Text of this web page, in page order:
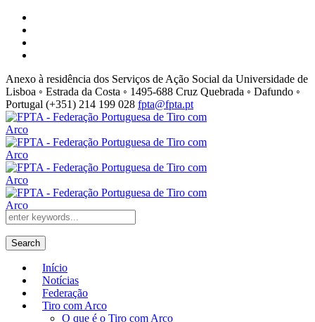
Anexo à residência dos Serviços de Ação Social da Universidade de
Lisboa ◦ Estrada da Costa ◦ 1495-688 Cruz Quebrada ◦ Dafundo ◦
Portugal (+351) 214 199 028 fpta@fpta.pt
Search
Início
Notícias
Federação
Tiro com Arco
O que é o Tiro com Arco